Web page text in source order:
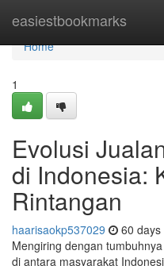
easiestbookmarks
Home
Home
1
Evolusi
di Indonesia:
Rintangan
haarisaokp537029 60 days
Mengiring dengan
di antara masyarakat